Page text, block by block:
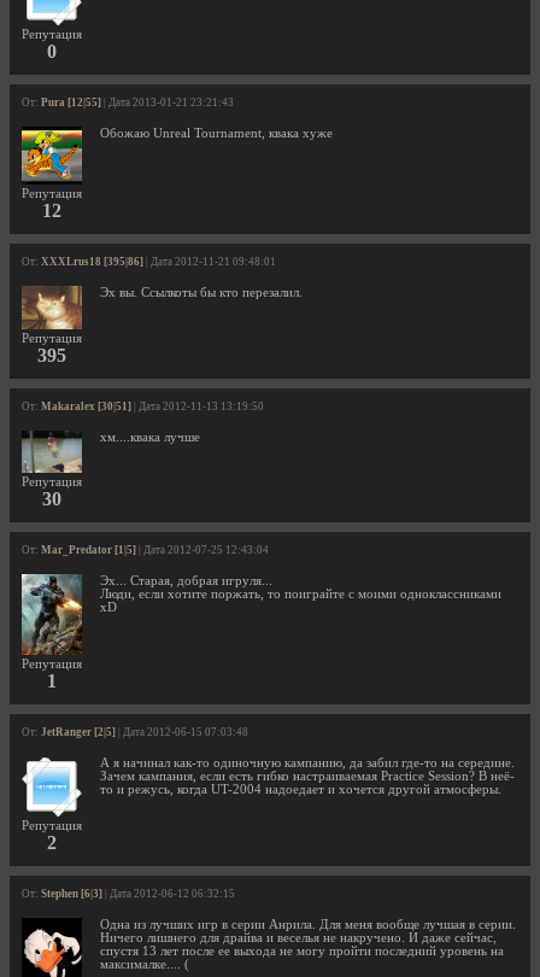
Репутация
0
От: Pura [12|55] | Дата 2013-01-21 23:21:43
Репутация
12
Обожаю Unreal Tournament, квака хуже
От: XXXLrus18 [395|86] | Дата 2012-11-21 09:48:01
Репутация
395
Эх вы. Ссылкоты бы кто перезалил.
От: Makaralex [30|51] | Дата 2012-11-13 13:19:50
Репутация
30
хм....квака лучше
От: Mar_Predator [1|5] | Дата 2012-07-25 12:43:04
Репутация
1
Эх... Старая, добрая игруля...
Люди, если хотите поржать, то поиграйте с моими одноклассниками
xD
От: JetRanger [2|5] | Дата 2012-06-15 07:03:48
Репутация
2
А я начинал как-то одиночную кампанию, да забил где-то на середине.
Зачем кампания, если есть гибко настраиваемая Practice Session? В неё-
то и режусь, когда UT-2004 надоедает и хочется другой атмосферы.
От: Stephen [6|3] | Дата 2012-06-12 06:32:15
Одна из лучших игр в серии Анрила. Для меня вообще лучшая в серии.
Ничего лишнего для драйва и веселья не накручено. И даже сейчас,
спустя 13 лет после ее выхода не могу пройти последний уровень на
максималке.... (